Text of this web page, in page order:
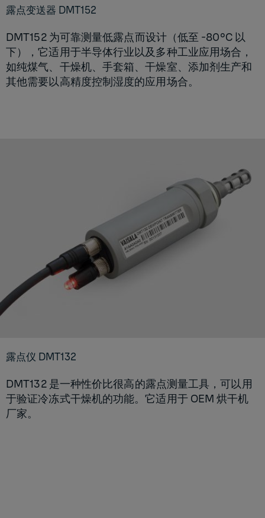
露点变送器 DMT152
DMT152 为可靠测量低露点而设计（低至 -80°C 以
下），它适用于半导体行业以及多种工业应用场合，
如纯煤气、干燥机、手套箱、干燥室、添加剂生产和
其他需要以高精度控制湿度的应用场合。
露点仪 DMT132
DMT132 是一种性价比很高的露点测量工具，可以用
于验证冷冻式干燥机的功能。它适用于 OEM 烘干机
厂家。